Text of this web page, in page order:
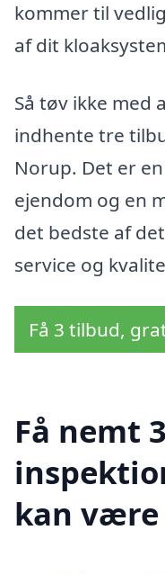
kommer til
af dit
Så tøv ikke med
indhente tre
Norup. Det er
ejendom og en
det bedste af
service og
Få 3 tilbud,
Få nemt
kan